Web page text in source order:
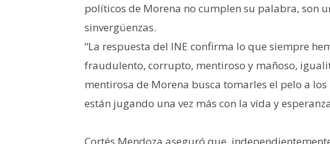
políticos de Morena no cumplen su palabra, son
sinvergüenzas.
“La respuesta del INE confirma lo que siempre
fraudulento, corrupto, mentiroso y mañoso,
mentirosa de Morena busca tomarles el pelo a
están jugando una vez más con la vida y
Cortés Mendoza aseguró que,